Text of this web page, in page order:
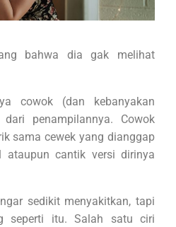
bahwa dia gak melihat
cowok (dan kebanyakan
penampilannya. Cowok
sama cewek yang dianggap
ataupun cantik versi dirinya
sedikit menyakitkan, tapi
seperti itu. Salah satu ciri